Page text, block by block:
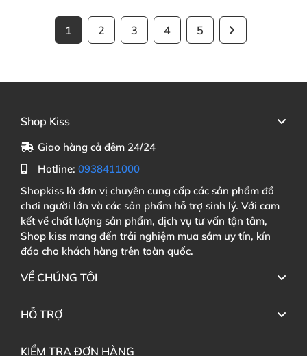
1 2 3 4 5
Shop Kiss
Giao hàng cả đêm 24/24
Hotline: 0938411000
Shopkiss là đơn vị chuyên cung cấp các sản phẩm đồ
chơi người lớn và các sản phẩm hỗ trợ sinh lý. Với cam
kết về chất lượng sản phẩm, dịch vụ tư vấn tận tâm,
Shop kiss mang đến trải nghiệm mua sắm uy tín, kín
đáo cho khách hàng trên toàn quốc.
VỀ CHÚNG TÔI
HỖ TRỢ
KIỂM TRA ĐƠN HÀNG